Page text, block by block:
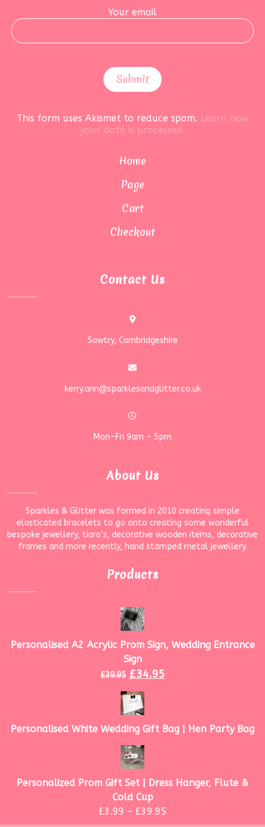
Your email
This form uses Akismet to reduce spam. Learn how
your data is processed.
Home
Page
Cart
Checkout
Contact Us
Sawtry, Cambridgeshire
kerry.ann@sparklesandglitter.co.uk
Mon-Fri 9am - 5pm
About Us
Sparkles & Glitter was formed in 2010 creating simple
elasticated bracelets to go onto creating some wonderful
bespoke jewellery, tiara’s, decorative wooden items, decorative
frames and more recently, hand stamped metal jewellery.
Products
Personalised A2 Acrylic Prom Sign, Wedding Entrance
Sign
£39.95 £34.95
Personalised White Wedding Gift Bag | Hen Party Bag
Personalized Prom Gift Set | Dress Hanger, Flute &
Cold Cup
£3.99 – £39.95